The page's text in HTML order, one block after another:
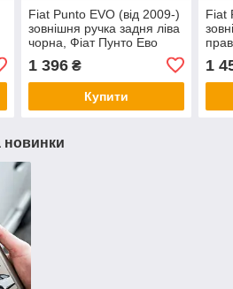
Fiat Punto EVO (від 2009-)
зовнішня ручка задня ліва
чорна, Фіат Пунто Ево
1 396₴
Купити
Fiat
1
новинки